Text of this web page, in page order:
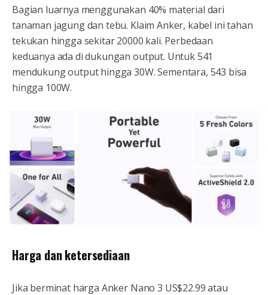
Bagian luarnya menggunakan 40% material dari
tanaman jagung dan tebu. Klaim Anker, kabel ini tahan
tekukan hingga sekitar 20000 kali. Perbedaan
keduanya ada di dukungan output. Untuk 541
mendukung output hingga 30W. Sementara, 543 bisa
hingga 100W.
Harga dan ketersediaan
Jika berminat harga Anker Nano 3 US$22.99 atau